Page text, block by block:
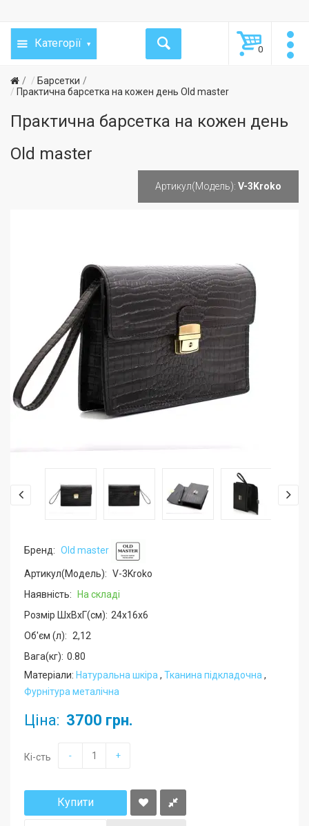
Категорії 0
Барсетки
Практична барсетка на кожен день Old master
Практична барсетка на кожен день
Old master
Артикул(Модель): V-3Kroko
Бренд: Old master
Артикул(Модель): V-3Kroko
Наявність:
На складі
Розмір ШхВхГ(см): 24x16x6
Об'єм (л):
2,12
Вага(кг): 0.80
Матеріали: Натуральна шкіра , Тканина підкладочна ,
Фурнітура металічна
Ціна: 3700 грн.
Кі-сть - +
Купити